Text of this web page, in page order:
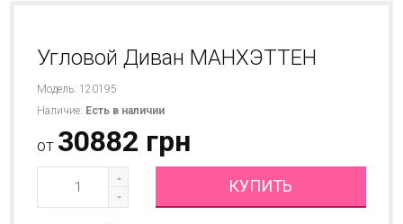
Угловой Диван МАНХЭТТЕН
Модель: 120195
Наличие: Есть в наличии
от 30882 грн
КУПИТЬ